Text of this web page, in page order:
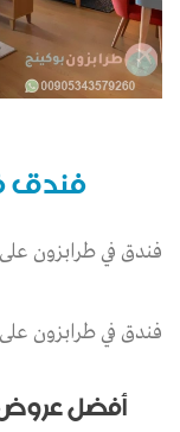
فندق
فندق في طرابزون
فندق في طرابزون
أفضل عروض